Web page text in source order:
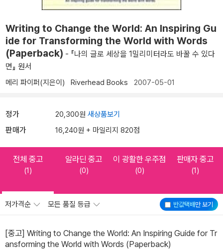
Writing to Change the World: An Inspiring Gu
ide for Transforming the World with Words
(Paperback) - 『나의 글로 세상을 1밀리미터라도 바꿀 수 있다
면』 원서
메리 파이퍼(지은이) Riverhead Books 2007-05-01
정가 20,300원 새상품보기
판매가 16,240원 + 마일리지 820점
전체 중고
(1)
알라딘 중고
(0)
이 광활한 우주점
(0)
판매자 중고
(1)
반값택배만 보기
저가격순 모든 품질 등급
[중고] Writing to Change the World: An Inspiring Guide for Tr
ansforming the World with Words (Paperback)